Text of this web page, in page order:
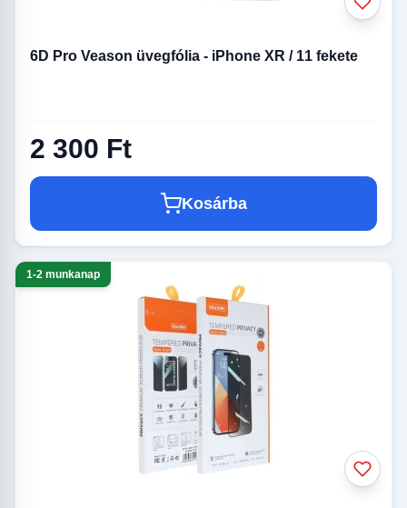
iPhone 12 Pro Max
üvegfóliák
iPhone 12/ 12 Pro
üvegfóliák
iPhone 12 mini üvegfóliák iPhone 5/5S/SE üvegfóliák
6D Pro Veason üvegfólia - iPhone XR / 11 fekete
2 300 Ft
Kosárba
1-2 munkanap